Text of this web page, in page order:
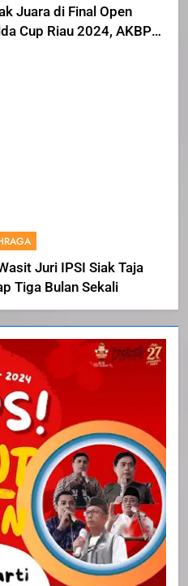
Juara di Final Open
Cup Riau 2024, AKBP
Juri IPSI Siak Taja
Tiga Bulan Sekali